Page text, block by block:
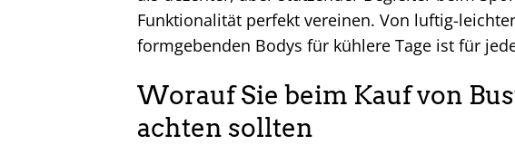
Funktionalität perfekt vereinen. Von luftig-
formgebenden Bodys für kühlere Tage ist für
Worauf Sie beim Kauf von
achten sollten